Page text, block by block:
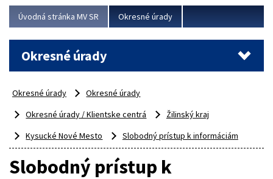
Viac
Úvodná stránka MV SR Okresné úrady
Okresné úrady
Okresné úrady
Okresné úrady
Okresné úrady / Klientske centrá
Žilinský kraj
Kysucké Nové Mesto
Slobodný prístup k informáciám
Slobodný prístup k